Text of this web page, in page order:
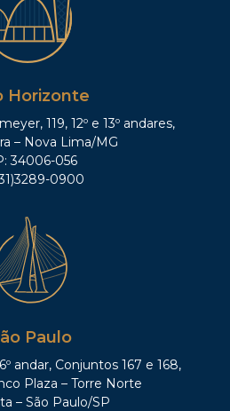
Horizonte
119, 12º e 13º andares,
– Nova Lima/MG
34006-056
0900
Paulo
andar, Conjuntos 167 e 168,
Plaza – Torre Norte
– São Paulo/SP